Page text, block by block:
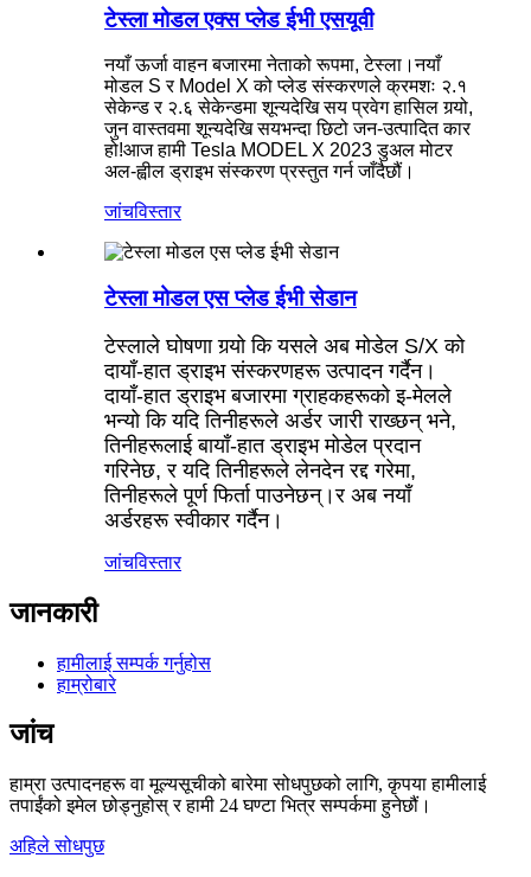
टेस्ला मोडल एक्स प्लेड ईभी एसयूवी
नयाँ ऊर्जा वाहन बजारमा नेताको रूपमा, टेस्ला।नयाँ
मोडल S र Model X को प्लेड संस्करणले क्रमशः २.१
सेकेन्ड र २.६ सेकेन्डमा शून्यदेखि सय प्रवेग हासिल गर्‍यो,
जुन वास्तवमा शून्यदेखि सयभन्दा छिटो जन-उत्पादित कार
हो!आज हामी Tesla MODEL X 2023 डुअल मोटर
अल-ह्वील ड्राइभ संस्करण प्रस्तुत गर्न जाँदैछौं।
जांचविस्तार
टेस्ला मोडल एस प्लेड ईभी सेडान
टेस्लाले घोषणा गर्‍यो कि यसले अब मोडेल S/X को
दायाँ-हात ड्राइभ संस्करणहरू उत्पादन गर्दैन।
दायाँ-हात ड्राइभ बजारमा ग्राहकहरूको इ-मेलले
भन्यो कि यदि तिनीहरूले अर्डर जारी राख्छन् भने,
तिनीहरूलाई बायाँ-हात ड्राइभ मोडेल प्रदान
गरिनेछ, र यदि तिनीहरूले लेनदेन रद्द गरेमा,
तिनीहरूले पूर्ण फिर्ता पाउनेछन्।र अब नयाँ
अर्डरहरू स्वीकार गर्दैन।
जांचविस्तार
जानकारी
हामीलाई सम्पर्क गर्नुहोस
हाम्रोबारे
जांच
हाम्रा उत्पादनहरू वा मूल्यसूचीको बारेमा सोधपुछको लागि, कृपया हामीलाई
तपाईंको इमेल छोड्नुहोस् र हामी 24 घण्टा भित्र सम्पर्कमा हुनेछौं।
अहिले सोधपुछ